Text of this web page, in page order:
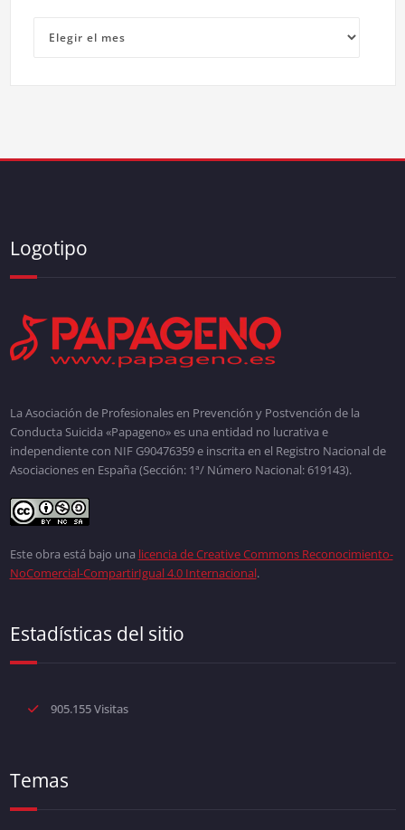
Logotipo
La Asociación de Profesionales en Prevención y Postvención de la
Conducta Suicida «Papageno» es una entidad no lucrativa e
independiente con NIF G90476359 e inscrita en el Registro Nacional de
Asociaciones en España (Sección: 1ª/ Número Nacional: 619143).
Este obra está bajo una licencia de Creative Commons Reconocimiento-
NoComercial-CompartirIgual 4.0 Internacional.
Estadísticas del sitio
905.155 Visitas
Temas